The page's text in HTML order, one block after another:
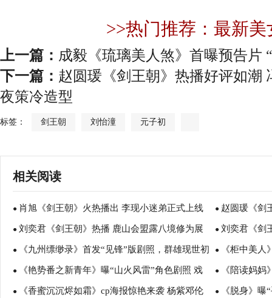
>>热门推荐：最新美
上一篇： 成毅《琉璃美人煞》首曝预告片
下一篇： 赵圆瑗《剑王朝》热播好评如潮
夜策冷造型
标签： 剑王朝 刘怡潼 元子初
相关阅读
● 肖旭《剑王朝》火热播出 李现小迷弟正式上线 ● 赵圆瑗《剑
自指点超A夜
● 刘奕君《剑王朝》热播 鹿山会盟露八境修为展
王者风范
● 刘奕君《剑
威
● 《九州缥缈录》首发“见锋”版剧照，群雄现世初
见锋芒
● 《柜中美人
不误
● 《艳势番之新青年》曝“山火风雷”角色剧照 戏
骨加磅大剧品质初现
● 《陪读妈
英文
● 《香蜜沉沉烬如霜》cp海报惊艳来袭 杨紫邓伦 ● 《脱身》